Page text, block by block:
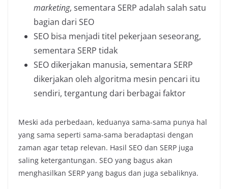
marketing, sementara SERP adalah salah satu
bagian dari SEO
SEO bisa menjadi titel pekerjaan seseorang,
sementara SERP tidak
SEO dikerjakan manusia, sementara SERP
dikerjakan oleh algoritma mesin pencari itu
sendiri, tergantung dari berbagai faktor
Meski ada perbedaan, keduanya sama-sama punya hal
yang sama seperti sama-sama beradaptasi dengan
zaman agar tetap relevan. Hasil SEO dan SERP juga
saling ketergantungan. SEO yang bagus akan
menghasilkan SERP yang bagus dan juga sebaliknya.